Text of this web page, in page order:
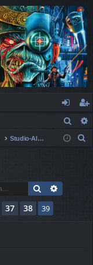
n
m
eg
ist
Studio-Alben
Suche
37 38 39